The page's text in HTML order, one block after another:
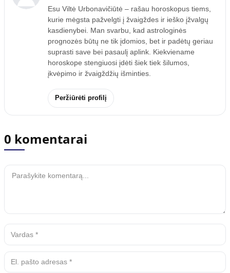
Esu Viltė Urbonavičiūtė – rašau horoskopus tiems,
kurie mėgsta pažvelgti į žvaigždes ir ieško įžvalgų
kasdienybei. Man svarbu, kad astrologinės
prognozės būtų ne tik įdomios, bet ir padėtų geriau
suprasti save bei pasaulį aplink. Kiekviename
horoskope stengiuosi įdėti šiek tiek šilumos,
įkvėpimo ir žvaigždžių išminties.
Peržiūrėti profilį
0 komentarai